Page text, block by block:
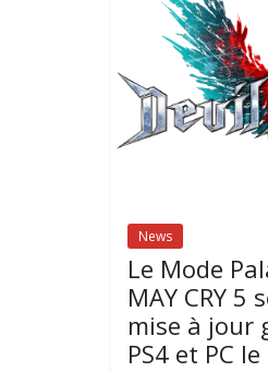
News
Le Mode
MAY CRY
mise à jour
PS4 et PC